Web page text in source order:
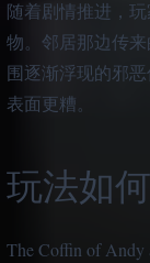
随着剧情推进，
物。邻居那边传
围逐渐浮现的邪
表面更糟。
玩法如
The Coffin of